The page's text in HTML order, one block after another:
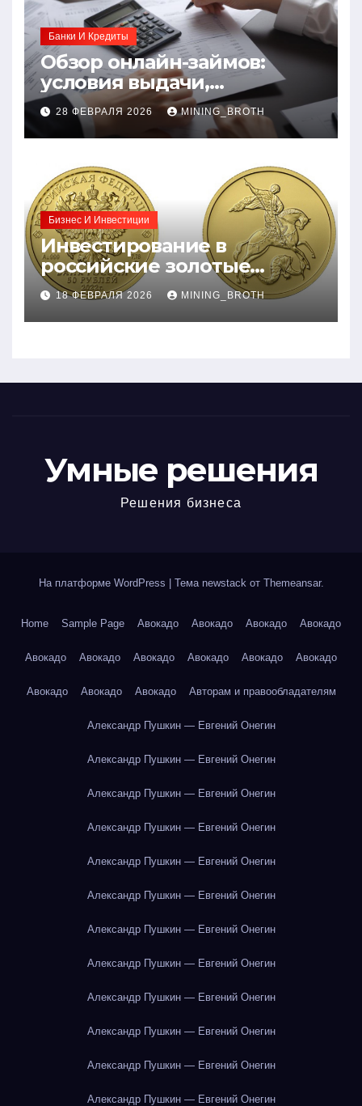
Банки И Кредиты
Обзор онлайн-займов:
условия выдачи,
процентные ставки и
требования к заемщикам
28 ФЕВРАЛЯ 2026 MINING_BROTH
Бизнес И Инвестиции
Инвестирование в
российские золотые
монеты: подробное
руководство
18 ФЕВРАЛЯ 2026 MINING_BROTH
Умные решения
Решения бизнеса
На платформе WordPress Тема newstack от Themeansar.
Home Sample Page Авокадо Авокадо Авокадо Авокадо
Авокадо Авокадо Авокадо Авокадо Авокадо Авокадо
Авокадо Авокадо Авокадо Авторам и правообладателям
Александр Пушкин — Евгений Онегин
Александр Пушкин — Евгений Онегин
Александр Пушкин — Евгений Онегин
Александр Пушкин — Евгений Онегин
Александр Пушкин — Евгений Онегин
Александр Пушкин — Евгений Онегин
Александр Пушкин — Евгений Онегин
Александр Пушкин — Евгений Онегин
Александр Пушкин — Евгений Онегин
Александр Пушкин — Евгений Онегин
Александр Пушкин — Евгений Онегин
Александр Пушкин — Евгений Онегин